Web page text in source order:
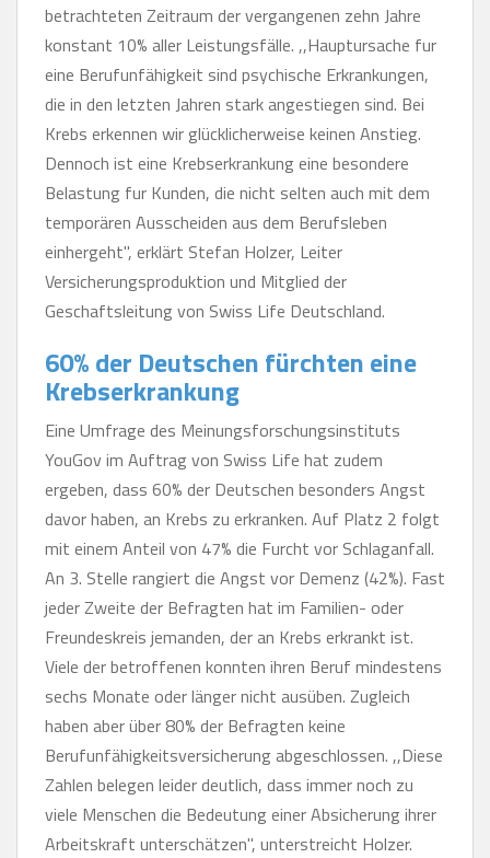
betrachteten Zeitraum der vergangenen zehn Jahre
konstant 10% aller Leistungsfälle. ,,Hauptursache fur
eine Berufunfähigkeit sind psychische Erkrankungen,
die in den letzten Jahren stark angestiegen sind. Bei
Krebs erkennen wir glücklicherweise keinen Anstieg.
Dennoch ist eine Krebserkrankung eine besondere
Belastung fur Kunden, die nicht selten auch mit dem
temporären Ausscheiden aus dem Berufsleben
einhergeht", erklärt Stefan Holzer, Leiter
Versicherungsproduktion und Mitglied der
Geschaftsleitung von Swiss Life Deutschland.
60% der Deutschen fürchten eine
Krebserkrankung
Eine Umfrage des Meinungsforschungsinstituts
YouGov im Auftrag von Swiss Life hat zudem
ergeben, dass 60% der Deutschen besonders Angst
davor haben, an Krebs zu erkranken. Auf Platz 2 folgt
mit einem Anteil von 47% die Furcht vor Schlaganfall.
An 3. Stelle rangiert die Angst vor Demenz (42%). Fast
jeder Zweite der Befragten hat im Familien- oder
Freundeskreis jemanden, der an Krebs erkrankt ist.
Viele der betroffenen konnten ihren Beruf mindestens
sechs Monate oder länger nicht ausüben. Zugleich
haben aber über 80% der Befragten keine
Berufunfähigkeitsversicherung abgeschlossen. ,,Diese
Zahlen belegen leider deutlich, dass immer noch zu
viele Menschen die Bedeutung einer Absicherung ihrer
Arbeitskraft unterschätzen", unterstreicht Holzer.